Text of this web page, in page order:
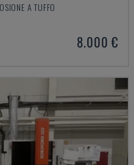
A TUFFO
8.000 €